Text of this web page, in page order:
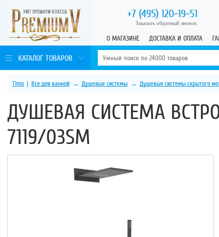
+7 (495) 120-19-51
Заказать обратный звонок
О МАГАЗИНЕ ДОСТАВКА И ОПЛАТА
КАТАЛОГ ТОВАРОВ
Timo | Все для ванной → Душевые системы → Душевые системы скрытого
ДУШЕВАЯ СИСТЕМА
7119/03SM